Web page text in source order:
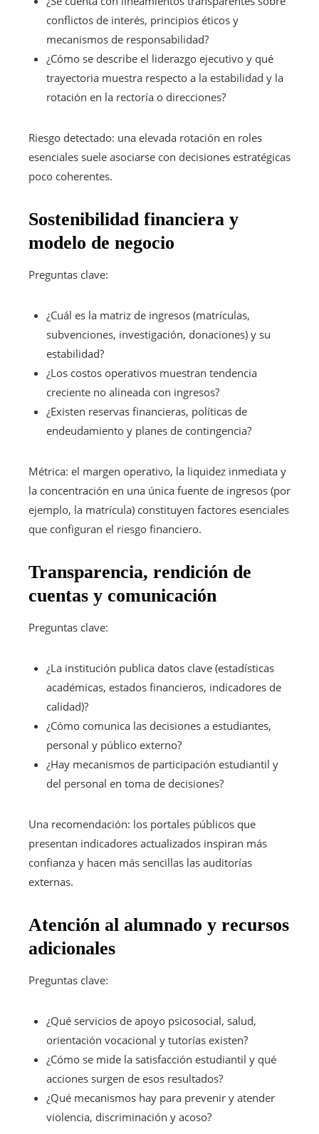
conflictos de interés, principios éticos y
mecanismos de responsabilidad?
¿Cómo se describe el liderazgo ejecutivo y qué
trayectoria muestra respecto a la estabilidad y la
rotación en la rectoría o direcciones?
Riesgo detectado: una elevada rotación en roles
esenciales suele asociarse con decisiones estratégicas
poco coherentes.
Sostenibilidad financiera y
modelo de negocio
Preguntas clave:
¿Cuál es la matriz de ingresos (matrículas,
subvenciones, investigación, donaciones) y su
estabilidad?
¿Los costos operativos muestran tendencia
creciente no alineada con ingresos?
¿Existen reservas financieras, políticas de
endeudamiento y planes de contingencia?
Métrica: el margen operativo, la liquidez inmediata y
la concentración en una única fuente de ingresos (por
ejemplo, la matrícula) constituyen factores esenciales
que configuran el riesgo financiero.
Transparencia, rendición de
cuentas y comunicación
Preguntas clave:
¿La institución publica datos clave (estadísticas
académicas, estados financieros, indicadores de
calidad)?
¿Cómo comunica las decisiones a estudiantes,
personal y público externo?
¿Hay mecanismos de participación estudiantil y
del personal en toma de decisiones?
Una recomendación: los portales públicos que
presentan indicadores actualizados inspiran más
confianza y hacen más sencillas las auditorías
externas.
Atención al alumnado y recursos
adicionales
Preguntas clave:
¿Qué servicios de apoyo psicosocial, salud,
orientación vocacional y tutorías existen?
¿Cómo se mide la satisfacción estudiantil y qué
acciones surgen de esos resultados?
¿Qué mecanismos hay para prevenir y atender
violencia, discriminación y acoso?